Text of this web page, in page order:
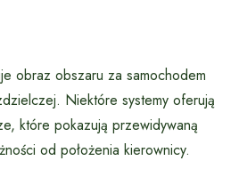
obraz obszaru za samochodem
Niektóre systemy oferują
które pokazują przewidywaną
od położenia kierownicy.